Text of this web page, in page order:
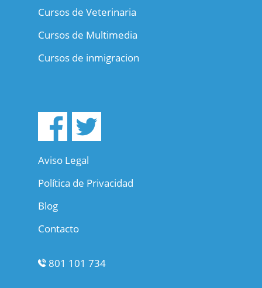
Cursos de Veterinaria
Cursos de Multimedia
Cursos de inmigracion
Aviso Legal
Política de Privacidad
Blog
Contacto
801 101 734